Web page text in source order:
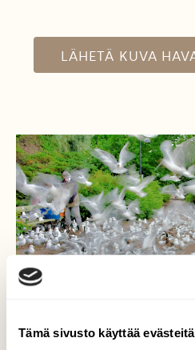
Tämä sivusto käyttää evästeitä
LÄHETÄ KUVA